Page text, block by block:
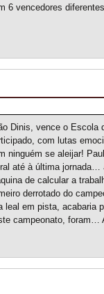
6 vencedores
Dinis, vence o Escola
com lutas
ninguém se aleijar!
até à última jornada…
de calcular a
derrotado do
leal em pista, acabaria
campeonato, foram…